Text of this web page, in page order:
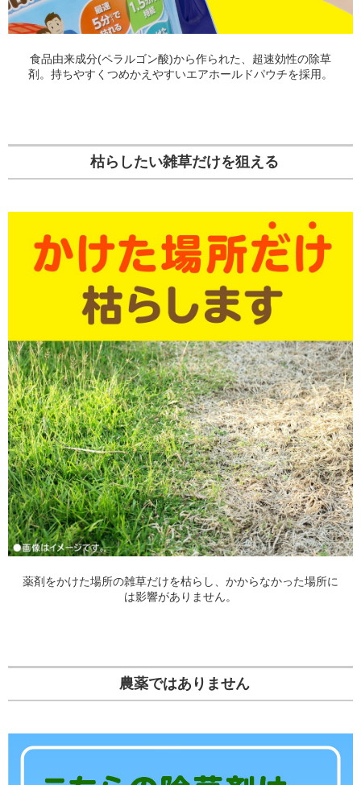
食品由来成分(ペラルゴン酸)から作られた、超速効性の除草
剤。持ちやすくつめかえやすいエアホールドパウチを採用。
枯らしたい雑草だけを狙える
薬剤をかけた場所の雑草だけを枯らし、かからなかった場所に
は影響がありません。
農薬ではありません